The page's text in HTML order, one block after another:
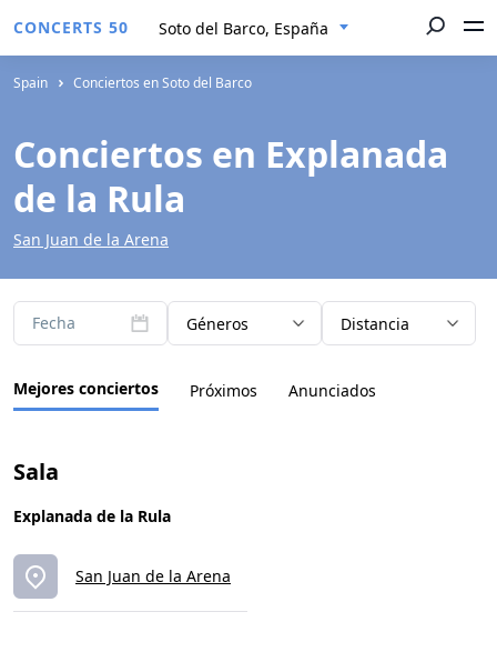
CONCERTS 50 Soto del Barco, España
Spain Conciertos en Soto del Barco
Conciertos en Explanada
de la Rula
San Juan de la Arena
Fecha Géneros Distancia
Mejores conciertos Próximos Anunciados
Sala
Explanada de la Rula
San Juan de la Arena